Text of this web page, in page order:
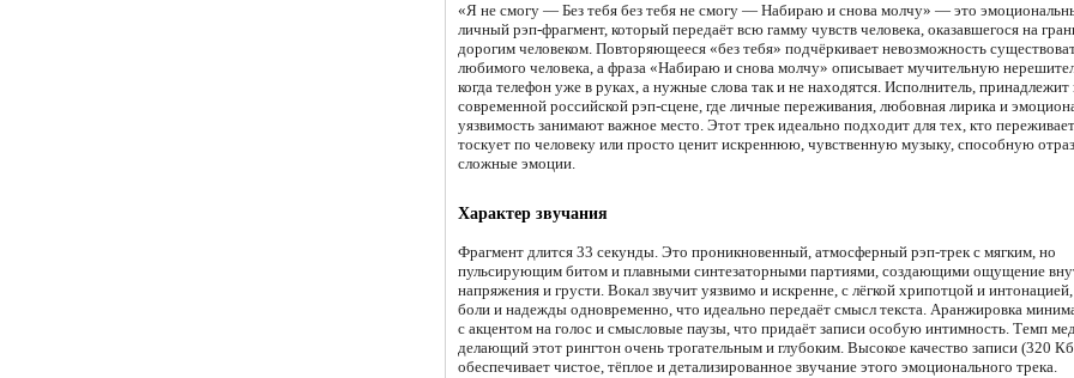
«Я не смогу — Без тебя без тебя не смогу — Набираю и снова молчу» — это
личный рэп-фрагмент, который передаёт всю гамму чувств человека, оказавшегося на
дорогим человеком. Повторяющееся «без тебя» подчёркивает невозможность
любимого человека, а фраза «Набираю и снова молчу» описывает мучительную
когда телефон уже в руках, а нужные слова так и не находятся. Исполнитель, принадлежит
современной российской рэп-сцене, где личные переживания, любовная лирика и
уязвимость занимают важное место. Этот трек идеально подходит для тех, кто
тоскует по человеку или просто ценит искреннюю, чувственную музыку, способную
сложные эмоции.
Характер звучания
Фрагмент длится 33 секунды. Это проникновенный, атмосферный рэп-трек с мягким, но
пульсирующим битом и плавными синтезаторными партиями, создающими ощущение
напряжения и грусти. Вокал звучит уязвимо и искренне, с лёгкой хрипотцой и
боли и надежды одновременно, что идеально передаёт смысл текста. Аранжировка
с акцентом на голос и смысловые паузы, что придаёт записи особую интимность. Темп
делающий этот рингтон очень трогательным и глубоким. Высокое качество записи (320
обеспечивает чистое, тёплое и детализированное звучание этого эмоционального трека.